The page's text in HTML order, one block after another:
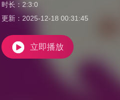
时长： 2:3:0
更新： 2025-12-18 00:31:45
立即播放